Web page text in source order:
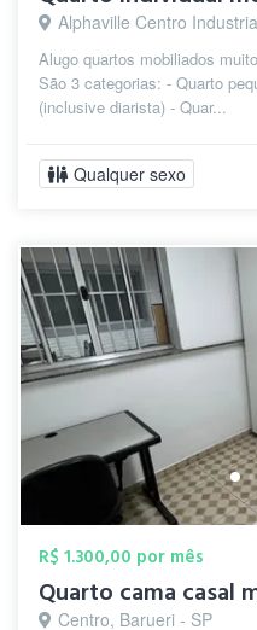
Alphaville Centro Industrial e
Alugo quartos mobiliados
São 3 categorias: - Quarto
(inclusive diarista) - Quar...
Qualquer sexo
R$ 1.300,00 por mês
Quarto cama casal
Centro, Barueri - SP